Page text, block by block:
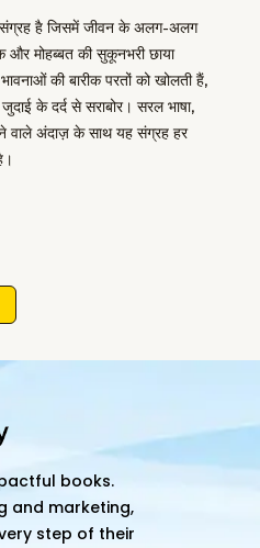
संग्रह है जिसमें जीवन के अलग-अलग
और मोहब्बत की सुकूनभरी छाया
की बारीक परतों को खोलती हैं,
के दर्द से सराबोर। सरल भाषा,
वाले अंदाज़ के साथ यह संग्रह हर
books.
and marketing,
step of their